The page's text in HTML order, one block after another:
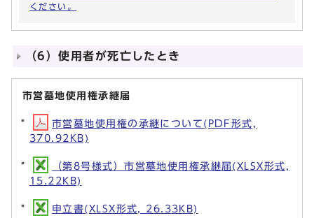
ください。
（6）使用者が死亡したとき
市営墓地使用権承継届
市営墓地使用権の承継について(PDF形式,
370.92KB)
（第8号様式）市営墓地使用権承継届(XLSX形式,
15.22KB)
申立書(XLSX形式, 26.33KB)